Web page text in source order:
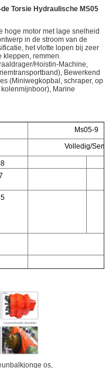
Torsie Hydraulische MS05
hoge motor met lage snelheid
in de stroom van de
het vlotte lopen bij zeer
kleppen, remmen.
Hoistin-Machine,
Bewerkend
(Miniwegkopbal, schraper, op
Marine
Ms05-9
Volledig/Semi
os,